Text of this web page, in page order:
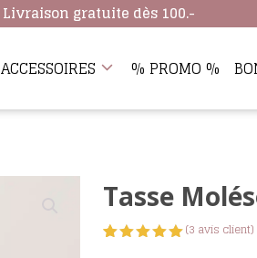
Livraison gratuite dès 100.-
ACCESSOIRES % PROMO %
Tasse
(3 avis client)